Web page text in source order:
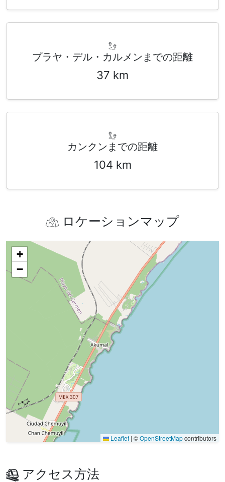
プラヤ・デル・カルメンまでの距離
37 km
カンクンまでの距離
104 km
ロケーションマップ
+
−
Leaflet | ©OpenStreetMapcontributors
アクセス方法